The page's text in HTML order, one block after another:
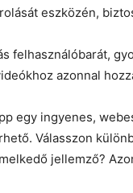
eszközén,
felhasználóbarát,
azonnal
egy ingyenes,
Válasszon
jellemző?